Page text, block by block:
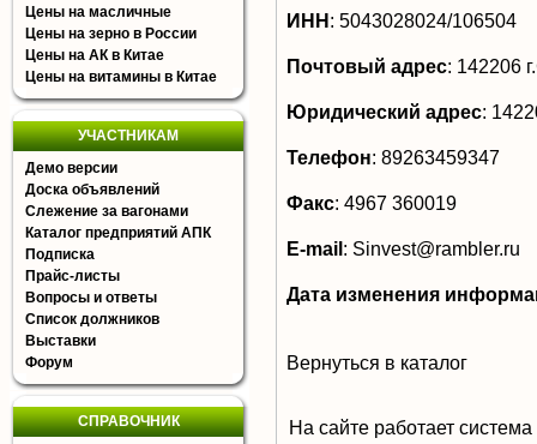
Цены на масличные
Цены на зерно в России
Цены на АК в Китае
Цены на витамины в Китае
УЧАСТНИКАМ
Демо версии
Доска объявлений
Слежение за вагонами
Каталог предприятий АПК
Подписка
Прайс-листы
Вопросы и ответы
Список должников
Выставки
Форум
СПРАВОЧНИК
ИНН: 5043028024/106504
Почтовый адрес: 142206
Юридический адрес:
Телефон: 89263459347
Факс: 4967 360019
E-mail: Sinvest@rambler.ru
Дата изменения
Вернуться в каталог
На сайте работает